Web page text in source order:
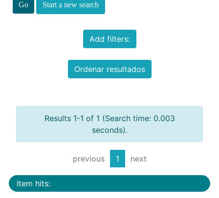
Start a new search
Add filters:
Ordenar resultados
Results 1-1 of 1 (Search time: 0.003
seconds).
previous 1 next
Item hits: